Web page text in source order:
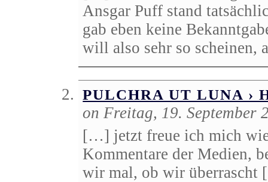
Ansgar Puff stand
gab eben keine
will also sehr so
PULCHRA UT LUNA ›
on Freitag, 19. September
[…] jetzt freue ich mich
Kommentare der Medien,
wir mal, ob wir